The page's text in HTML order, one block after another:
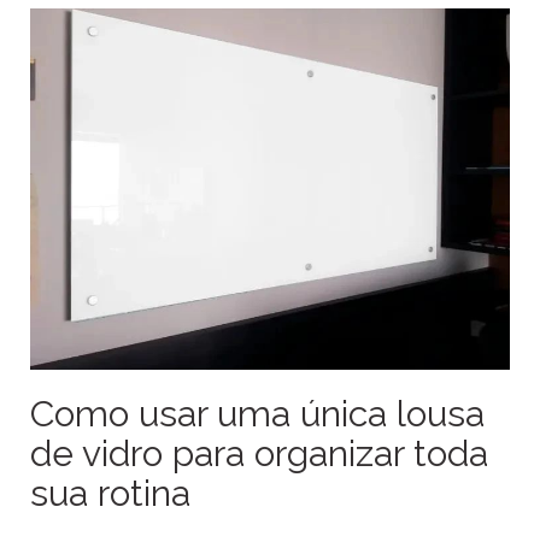
Como usar uma única lousa
de vidro para organizar toda
sua rotina